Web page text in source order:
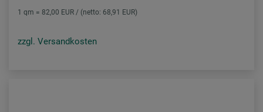
1 qm = 82,00 EUR / (netto: 68,91 EUR)
zzgl. Versandkosten